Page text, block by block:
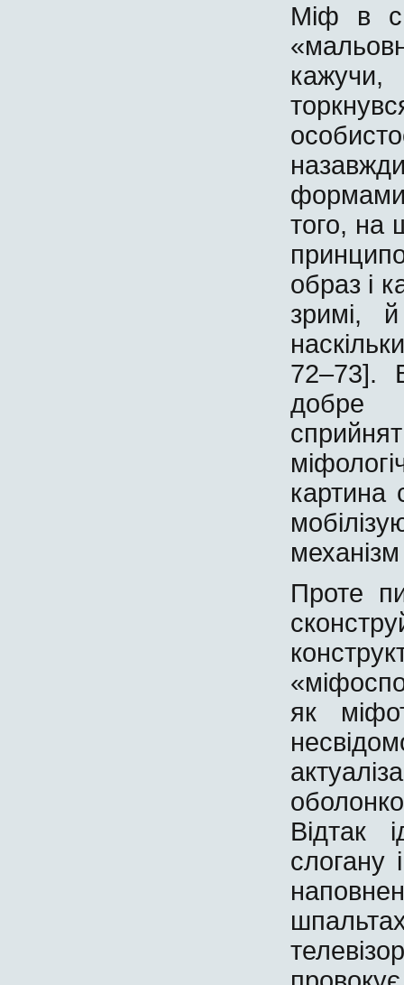
Міф в
того, на
образ і
зримі,
72–73].
добре
картина
Проте
як
Відтак
слогану